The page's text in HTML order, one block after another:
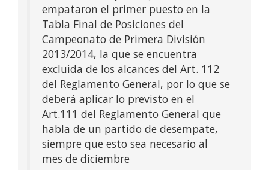
empataron el primer puesto en la
Tabla Final de Posiciones del
Campeonato de Primera División
2013/2014, la que se encuentra
excluida de los alcances del Art. 112
del Reglamento General, por lo que se
deberá aplicar lo previsto en el
Art.111 del Reglamento General que
habla de un partido de desempate,
siempre que esto sea necesario al
mes de diciembre